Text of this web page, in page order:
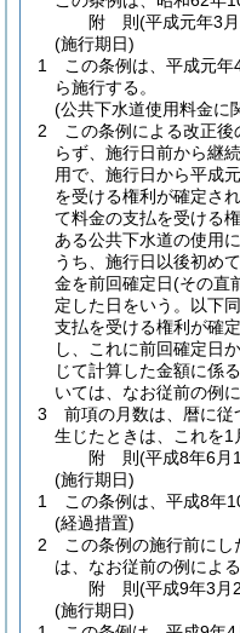
附 則(平成元年3
(施行期日)
1
この条例は、平成元年
ら施行する。
(公共下水道使用料金に
2
この条例による改正
らず、施行日前から継
用で、施行日から平成
を受ける権利が確定さ
て料金の支払を受ける
ある公共下水道の使用
うち、施行日以後初め
金を前回確定日(その直
定した日をいう。以下
支払を受ける権利が確
し、これに前回確定日
じて計算した金額に係
いては、なお従前の例に
3
前項の月数は、暦に
生じたときは、これを1
附 則(平成8年6月
(施行期日)
1
この条例は、平成8年
(経過措置)
2
この条例の施行前に
は、なお従前の例による
附 則(平成9年3月
(施行期日)